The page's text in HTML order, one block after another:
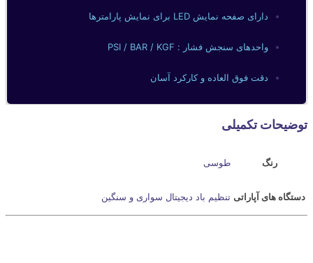
دارای صفحه نمایش LED برای نمایش پارامترها
واحدهای سنجش فشار : PSI / BAR / KGF
دقت فوق العاده و کارکرد آسان
توضیحات تکمیلی
رنگ طوسی
دستگاه های آپاراتی تنظیم باد دیجیتال سواری و سنگین